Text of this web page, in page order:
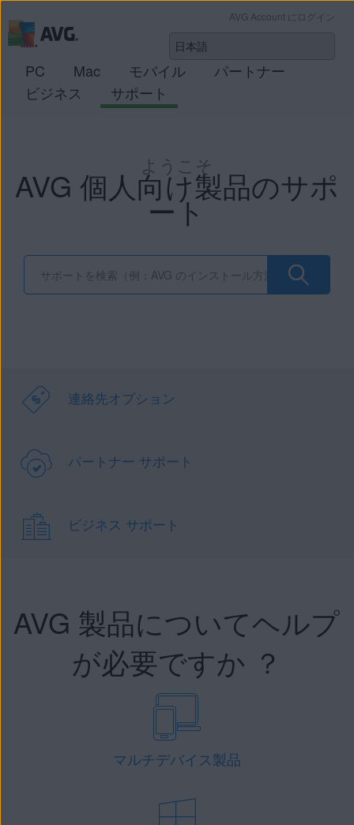
AVG Account にログイン
PC Mac モバイル
パートナー
ビジネス
サポート
ようこそ
AVG 個人向け製品のサポ
ート
連絡先オプション
パートナー サポート
ビジネス サポート
AVG 製品についてヘルプ
が必要ですか ？
マルチデバイス製品